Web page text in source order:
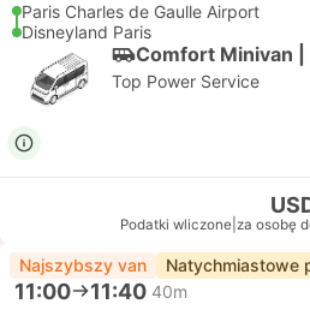
Paris Charles de Gaulle Airport
Disneyland Paris
Comfort Minivan |
Top Power Service
Podatki wliczone za osobę
Najszybszy van Natychmiastowe
11:00 11:40 40m